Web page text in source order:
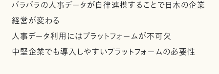
バラバラの人事データが自律連携することで日本の企業
経営が変わる
人事データ利用にはプラットフォームが不可欠
中堅企業でも導入しやすいプラットフォームの必要性